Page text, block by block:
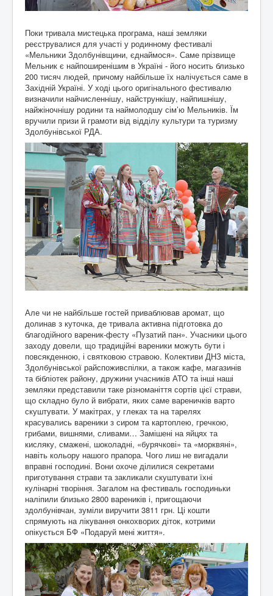
Поки тривала мистецька програма, наші земляки
реєструвалися для участі у родинному фестивалі
«Мельники Здолбунівщини, єднаймося». Саме прізвище
Мельник є найпоширенішим в Україні - його носить близько
200 тисяч людей, причому найбільше їх налічується саме в
Західній Украї­ні. У ході цього оригінального фестивалю
визначили найчисленнішу, найстрункішу, найпишнішу,
найжіночнішу родини та наймолодшу сім’ю Мельників. Їм
вручили призи й грамоти від відділу культури та туризму
Здолбунівської РДА.
Але чи не найбільше гостей приваблював аромат, що
долинав з куточка, де тривала активна підготовка до
благодійного вареник-фесту «Пузатий пан». Учасники цього
заходу довели, що традиційні вареники можуть бути і
повсякденною, і святковою стравою. Колективи ДНЗ міста,
Здолбунівської райспоживспілки, а також кафе, магазинів
та бібліотек району, дружини учасників АТО та інші наші
земляки представили таке різноманіття сортів цієї страви,
що складно було й вибрати, яких саме вареничків варто
скуштувати. У макіт­рах, у глеках та на тарелях
красувались вареники з сиром та картоплею, гречкою,
грибами, вишнями, сливами… Замішені на яйцях та
кисляку, смажені, шоколадні, «бурячкові» та «морквяні»,
навіть кольору нашого прапора. Чого лиш не вигадали
вправні господині. Вони охоче ділилися секретами
приготування страви та закликали скуштувати їхні
кулінарні творіння. Загалом на фестиваль господиньки
наліпили близько 2800 вареників і, пригощаючи
здолбунівчан, зуміли виручити 3811 грн. Ці кошти
спрямують на лікування онкохворих діток, котрими
опікується БФ «Подаруй мені життя».